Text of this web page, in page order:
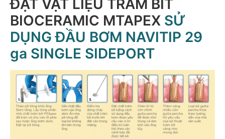
ĐẶT VẬT LIỆU TRÁM BÍT
BIOCERAMIC MTAPEX SỬ
DỤNG ĐẦU BƠM NAVITIP 29
ga SINGLE SIDEPORT